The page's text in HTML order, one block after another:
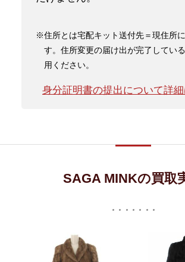
※住所とは宅配キット送付先＝現住所
す。住所変更の届け出が完了してい
用ください。
身分証明書の提出について詳
SAGA MINKの買取